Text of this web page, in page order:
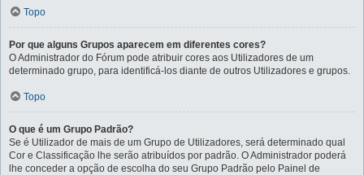
Topo
Por que alguns Grupos aparecem em diferentes cores?
O Administrador do Fórum pode atribuir cores aos Utilizadores de um
determinado grupo, para identificá-los diante de outros Utilizadores e grupos.
Topo
O que é um Grupo Padrão?
Se é Utilizador de mais de um Grupo de Utilizadores, será determinado qual
Cor e Classificação lhe serão atribuídos por padrão. O Administrador poderá
lhe conceder a opção de escolha do seu Grupo Padrão pelo Painel de